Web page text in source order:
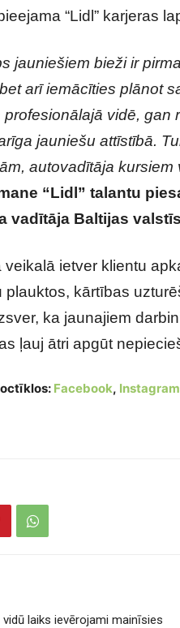
“Lidl” karjeras
jauniešiem bieži ir
arī iemācīties plānot
profesionālajā vidē,
jauniešu attīstībā.
autovadītāja
“Lidl” talantu
vadītāja Baltijas
veikalā ietver klientu
plauktos, kārtības
ka jaunajiem
ļauj ātri apgūt
Facebook, Instagram
laiks ievērojami mainīsies